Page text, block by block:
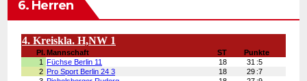
6. Herren